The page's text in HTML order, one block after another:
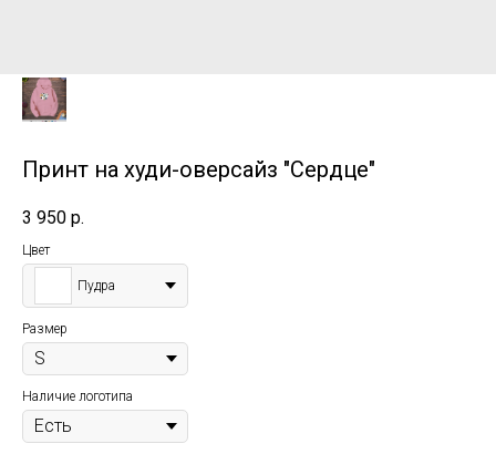
Принт на худи-оверсайз "Сердце"
3 950 р.
Цвет
Пудра
Размер
Наличие логотипа